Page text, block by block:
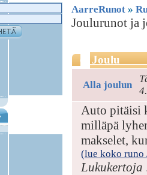
AarreRunot »
Joulurunot ja
Joulu
Alla joulun
Auto pitäisi
milläpä
makselet,
(lue koko
Lukukertoja